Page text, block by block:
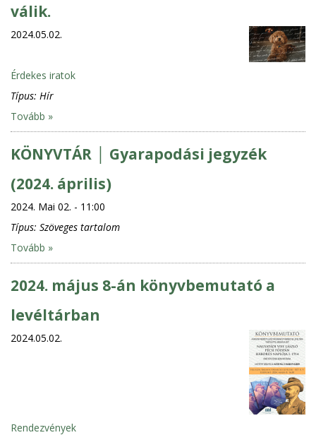
válik.
2024.05.02.
Érdekes iratok
Típus: Hír
Tovább »
KÖNYVTÁR │ Gyarapodási jegyzék
(2024. április)
2024. Mai 02. - 11:00
Típus: Szöveges tartalom
Tovább »
2024. május 8-án könyvbemutató a
levéltárban
2024.05.02.
Rendezvények